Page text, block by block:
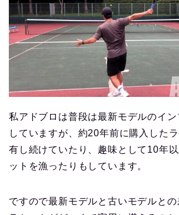
私アドブロは普段は最新モデルのイン
していますが、約20年前に購入した
有し続けていたり、趣味として10年
ットを漁ったりもしています。
ですので最新モデルと古いモデルと